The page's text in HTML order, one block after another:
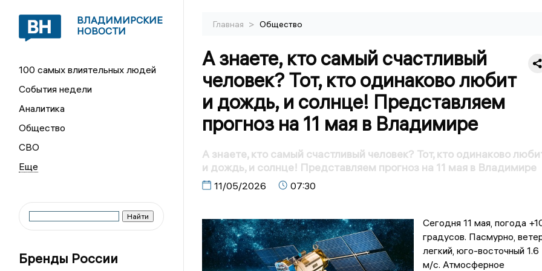
ВЛАДИМИРСКИЕ
НОВОСТИ
100 самых влиятельных людей
События недели
Аналитика
Общество
СВО
Бренды России
Главная > Общество
А знаете, кто самый счастливый
человек? Тот, кто одинаково любит
и дождь, и солнце! Представляем
прогноз на 11 мая в Владимире
А знаете, кто самый счастливый человек? Тот, кто одинаково
и дождь, и солнце! Представляем прогноз на 11 мая в Владимире
11/05/2026 07:30
Сегодня 11 мая, погода
градусов. Пасмурно,
легкий, юго-восточный 1.6
м/с. Атмосферное